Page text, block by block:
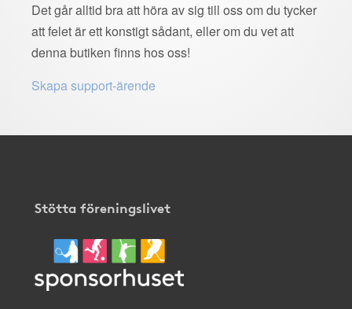
Det går alltid bra att höra av sig till oss om du tycker
att felet är ett konstigt sådant, eller om du vet att
denna butiken finns hos oss!
Skapa support-ärende
Stötta föreningslivet